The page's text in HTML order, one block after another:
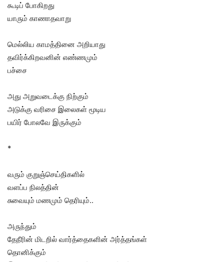
கூடிப் போகிறது
யாரும் காணாதவாறு
மெல்லிய காமத்தினை அறியாது
தவிர்க்கிறவனின் எண்ணமும்
பச்சை
அது அறுவடைக்கு நிற்கும்
அடுக்கு வரிசை இலைகள் மூடிய
பயிர் போலவே இருக்கும்
*
வரும் குறுஞ்செய்திகளில்
வளப்ப நிலத்தின்
சுவையும் மணமும் தெரியும்..
அருந்தும்
தேநீரின் மிடறில் வார்த்தைகளின் அர்த்தங்கள்
தொனிக்கும்